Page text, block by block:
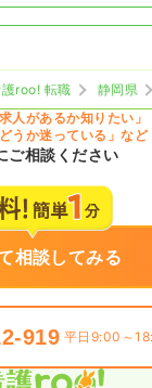
roo! 転職 静岡県
人があるか知りたい」
うか迷っている」など
ご相談ください
相談してみる
919 平日9:00～